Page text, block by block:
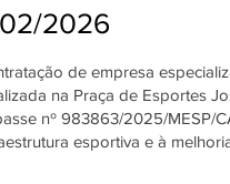
2026
de empresa
na Praça de Esportes
nº 983863/2025/MESP/
esportiva e à